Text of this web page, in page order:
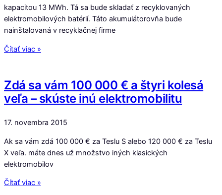
kapacitou 13 MWh. Tá sa bude skladať z recyklovaných
elektromobilových batérií. Táto akumulátorovňa bude
nainštalovaná v recyklačnej firme
Čítať viac »
Zdá sa vám 100 000 € a štyri kolesá
veľa – skúste inú elektromobilitu
17. novembra 2015
Ak sa vám zdá 100 000 € za Teslu S alebo 120 000 € za Teslu
X veľa. máte dnes už množstvo iných klasických
elektromobilov
Čítať viac »